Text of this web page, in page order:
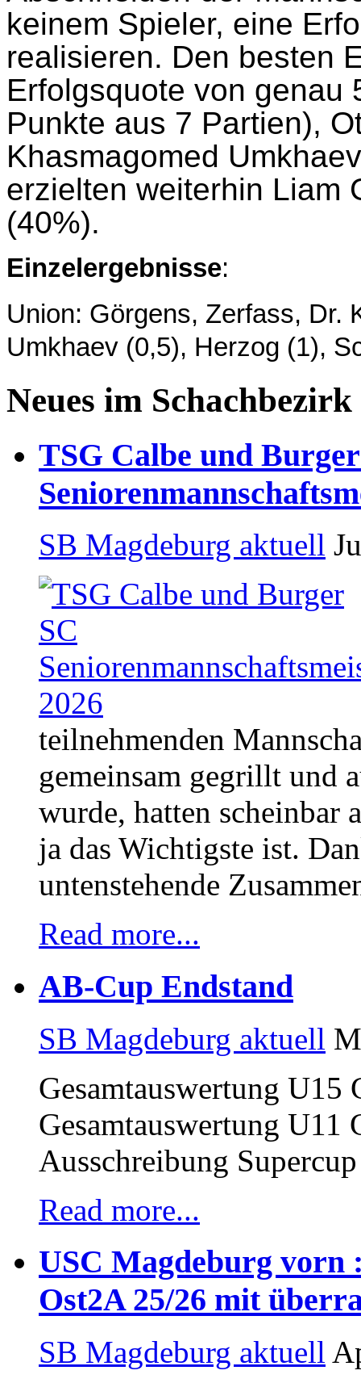
keinem Spieler, eine
realisieren. Den besten
Erfolgsquote von genau
Punkte aus 7 Partien),
Khasmagomed
erzielten weiterhin Liam
(40%).
Einzelergebnisse:
Union: Görgens, Zerfass, Dr.
Umkhaev (0,5), Herzog (1),
Neues im Schachbezirk
TSG Calbe und
SB Magdeburg aktuell
teilnehmenden
gemeinsam gegrillt und
wurde, hatten scheinbar
ja das Wichtigste ist.
untenstehende
Read more...
AB-Cup Endstand
SB Magdeburg aktuell
Gesamtauswertung U15
Gesamtauswertung U11
Ausschreibung
Read more...
USC Magdeburg vorn
Ost2A 25/26 mit
SB Magdeburg aktuell